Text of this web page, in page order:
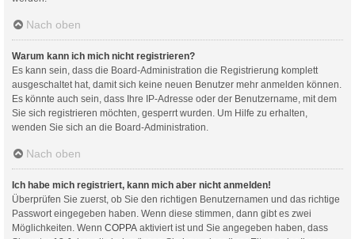
Nach oben
Warum kann ich mich nicht registrieren?
Es kann sein, dass die Board-Administration die Registrierung komplett
ausgeschaltet hat, damit sich keine neuen Benutzer mehr anmelden können.
Es könnte auch sein, dass Ihre IP-Adresse oder der Benutzername, mit dem
Sie sich registrieren möchten, gesperrt wurden. Um Hilfe zu erhalten,
wenden Sie sich an die Board-Administration.
Nach oben
Ich habe mich registriert, kann mich aber nicht anmelden!
Überprüfen Sie zuerst, ob Sie den richtigen Benutzernamen und das richtige
Passwort eingegeben haben. Wenn diese stimmen, dann gibt es zwei
Möglichkeiten. Wenn COPPA aktiviert ist und Sie angegeben haben, dass